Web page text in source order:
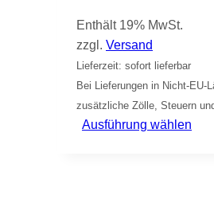
Enthält 19% MwSt.
zzgl. Versand
Lieferzeit: sofort lieferbar
Bei Lieferungen in Nicht-EU-
zusätzliche Zölle, Steuern
Ausführung wählen